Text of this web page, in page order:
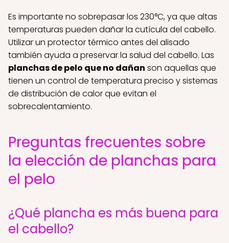
Es importante no sobrepasar los 230°C, ya que altas
temperaturas pueden dañar la cutícula del cabello.
Utilizar un protector térmico antes del alisado
también ayuda a preservar la salud del cabello. Las
planchas de pelo que no dañan son aquellas que
tienen un control de temperatura preciso y sistemas
de distribución de calor que evitan el
sobrecalentamiento.
Preguntas frecuentes sobre
la elección de planchas para
el pelo
¿Qué plancha es más buena para
el cabello?